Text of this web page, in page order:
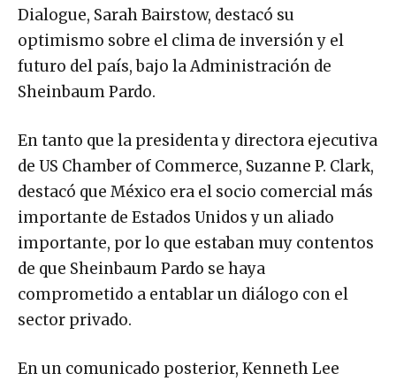
Dialogue, Sarah Bairstow, destacó su
optimismo sobre el clima de inversión y el
futuro del país, bajo la Administración de
Sheinbaum Pardo.
En tanto que la presidenta y directora ejecutiva
de US Chamber of Commerce, Suzanne P. Clark,
destacó que México era el socio comercial más
importante de Estados Unidos y un aliado
importante, por lo que estaban muy contentos
de que Sheinbaum Pardo se haya
comprometido a entablar un diálogo con el
sector privado.
En un comunicado posterior, Kenneth Lee